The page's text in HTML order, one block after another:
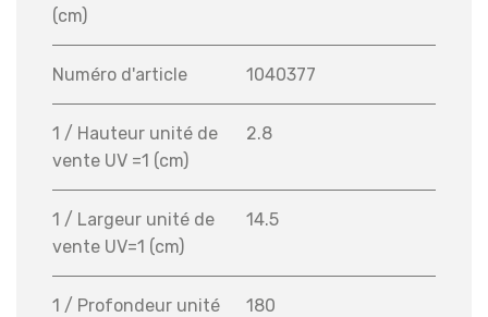
(cm)
Numéro d'article 1040377
1 / Hauteur unité de
vente UV =1 (cm)
2.8
1 / Largeur unité de
vente UV=1 (cm)
14.5
1 / Profondeur unité
180